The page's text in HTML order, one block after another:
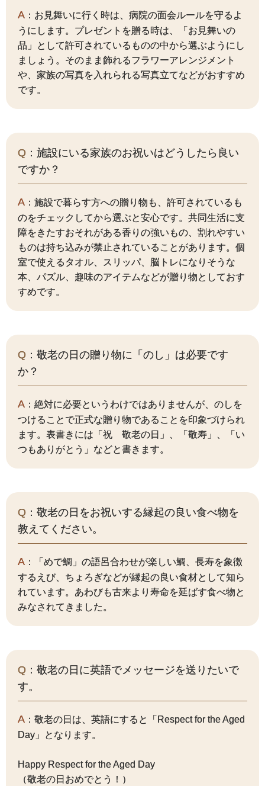
A ：お見舞いに行く時は、病院の面会ルールを守るよ
うにします。プレゼントを贈る時は、「お見舞いの
品」として許可されているものの中から選ぶようにし
ましょう。そのまま飾れるフラワーアレンジメント
や、家族の写真を入れられる写真立てなどがおすすめ
です。
Q ：施設にいる家族のお祝いはどうしたら良い
ですか？
A ：施設で暮らす方への贈り物も、許可されているも
のをチェックしてから選ぶと安心です。共同生活に支
障をきたすおそれがある香りの強いもの、割れやすい
ものは持ち込みが禁止されていることがあります。個
室で使えるタオル、スリッパ、脳トレになりそうな
本、パズル、趣味のアイテムなどが贈り物としておす
すめです。
Q ：敬老の日の贈り物に「のし」は必要です
か？
A ：絶対に必要というわけではありませんが、のしを
つけることで正式な贈り物であることを印象づけられ
ます。表書きには「祝 敬老の日」、「敬寿」、「い
つもありがとう」などと書きます。
Q ：敬老の日をお祝いする縁起の良い食べ物を
教えてください。
A ：「めで鯛」の語呂合わせが楽しい鯛、長寿を象徴
するえび、ちょろぎなどが縁起の良い食材として知ら
れています。あわびも古来より寿命を延ばす食べ物と
みなされてきました。
Q ：敬老の日に英語でメッセージを送りたいで
す。
A ：敬老の日は、英語にすると「Respect for the Aged
Day」となります。
Happy Respect for the Aged Day
（敬老の日おめでとう！）